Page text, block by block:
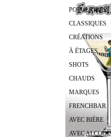
POPULAIRES
CLASSIQUES
CRÉATIONS
À ÉTAGES
SHOTS
CHAUDS
MARQUES
FRENCHBAR
AVEC BIÈRE
AVEC ALCOOL